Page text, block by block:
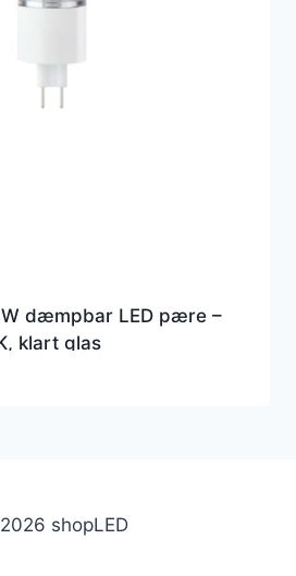
dæmpbar LED pære –
klart glas
shopLED